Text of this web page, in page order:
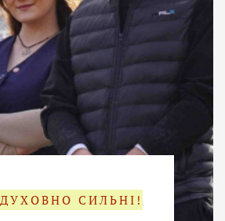
ДУХОВНО СИЛЬНІ!